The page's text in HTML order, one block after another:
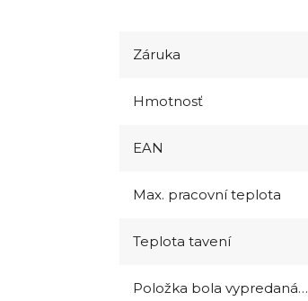
Záruka
Hmotnosť
EAN
Max. pracovní teplota
Teplota tavení
Položka bola vypredaná…